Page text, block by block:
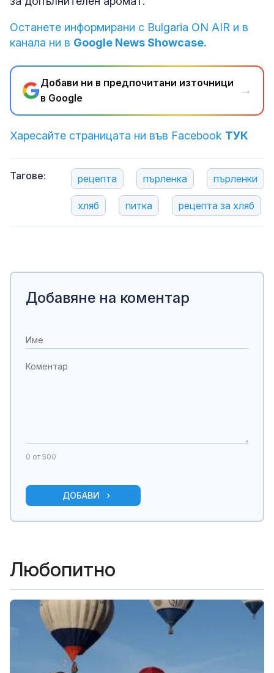
Останете информирани с Bulgaria ON AIR и в
канала ни в Google News Showcase.
Добави ни в предпочитани източници
в Google
→
Харесайте страницата ни във Facebook ТУК
Тагове: рецепта пърленка пърленки
хляб питка рецепта за хляб
Добавяне на коментар
0 от 500
ДОБАВИ
Любопитно